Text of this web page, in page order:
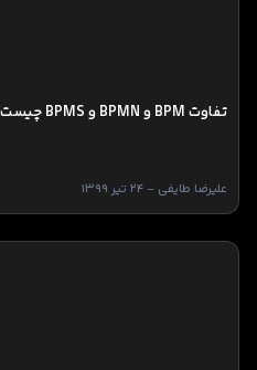
تفاوت BPM و BPMN و BPMS چیست ؟
علیرضا طایفی - 24 تیر 1399